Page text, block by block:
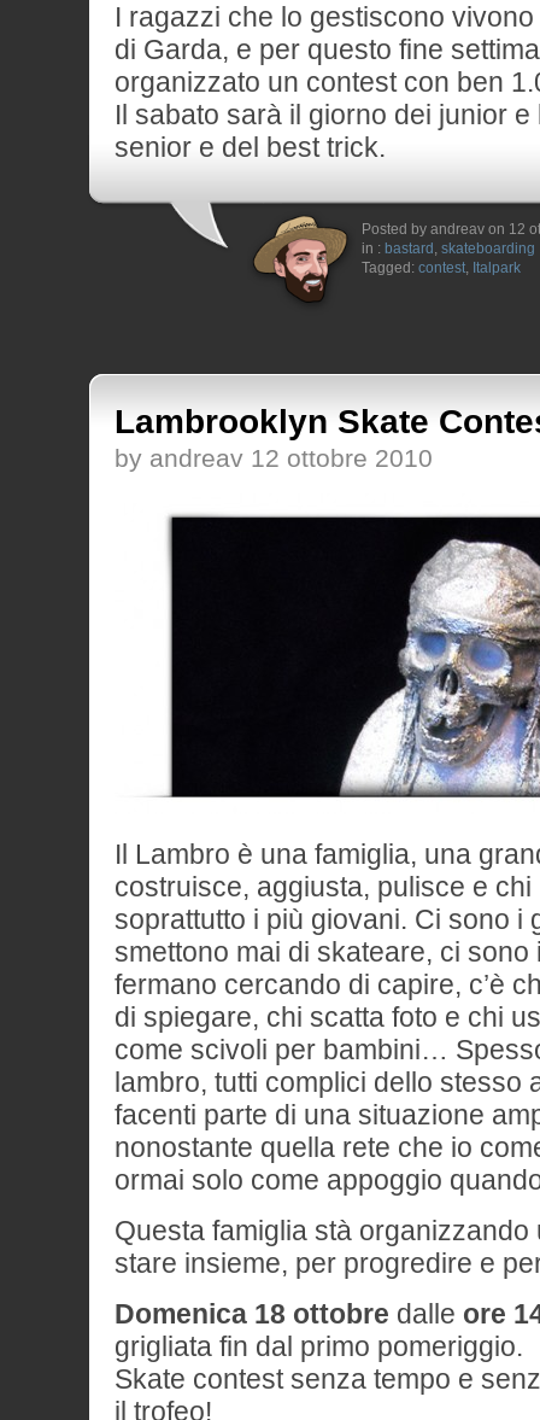
I ragazzi che lo gestiscono
di Garda, e per questo fine
organizzato un contest con ben
Il sabato sarà il giorno dei junior
senior e del best trick.
Posted by andreav on 12
in : bastard , skateboarding
Tagged: contest, Italpark
Lambrooklyn Skate
by andreav 12 ottobre 2010
Il Lambro è una famiglia, una
costruisce, aggiusta, pulisce e chi
soprattutto i più giovani. Ci sono i
smettono mai di skateare, ci sono
fermano cercando di capire, c’è
di spiegare, chi scatta foto e chi
come scivoli per bambini…
lambro, tutti complici dello stesso
facenti parte di una situazione
nonostante quella rete che io
ormai solo come appoggio
Questa famiglia stà organizzando
stare insieme, per progredire e
Domenica 18 ottobre dalle ore
grigliata fin dal primo pomeriggio.
Skate contest senza tempo e
il trofeo!